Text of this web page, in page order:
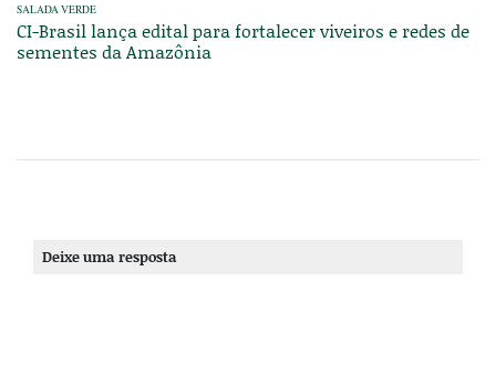
SALADA VERDE
CI-Brasil lança edital para fortalecer viveiros e redes de
sementes da Amazônia
Deixe uma resposta